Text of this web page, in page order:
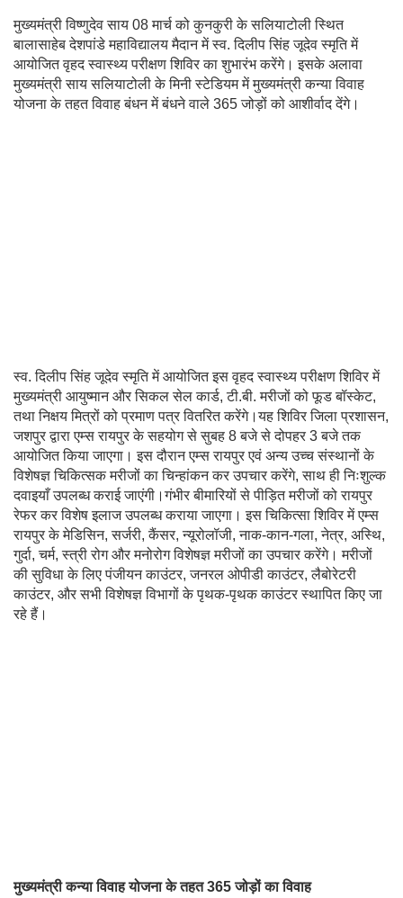
मुख्यमंत्री विष्णुदेव साय 08 मार्च को कुनकुरी के सलियाटोली स्थित
बालासाहेब देशपांडे महाविद्यालय मैदान में स्व. दिलीप सिंह जूदेव स्मृति में
आयोजित वृहद स्वास्थ्य परीक्षण शिविर का शुभारंभ करेंगे। इसके अलावा
मुख्यमंत्री साय सलियाटोली के मिनी स्टेडियम में मुख्यमंत्री कन्या विवाह
योजना के तहत विवाह बंधन में बंधने वाले 365 जोड़ों को आशीर्वाद देंगे।
स्व. दिलीप सिंह जूदेव स्मृति में आयोजित इस वृहद स्वास्थ्य परीक्षण शिविर में
मुख्यमंत्री आयुष्मान और सिकल सेल कार्ड, टी.बी. मरीजों को फूड बॉस्केट,
तथा निक्षय मित्रों को प्रमाण पत्र वितरित करेंगे।यह शिविर जिला प्रशासन,
जशपुर द्वारा एम्स रायपुर के सहयोग से सुबह 8 बजे से दोपहर 3 बजे तक
आयोजित किया जाएगा। इस दौरान एम्स रायपुर एवं अन्य उच्च संस्थानों के
विशेषज्ञ चिकित्सक मरीजों का चिन्हांकन कर उपचार करेंगे, साथ ही निःशुल्क
दवाइयाँ उपलब्ध कराई जाएंगी।गंभीर बीमारियों से पीड़ित मरीजों को रायपुर
रेफर कर विशेष इलाज उपलब्ध कराया जाएगा। इस चिकित्सा शिविर में एम्स
रायपुर के मेडिसिन, सर्जरी, कैंसर, न्यूरोलॉजी, नाक-कान-गला, नेत्र, अस्थि,
गुर्दा, चर्म, स्त्री रोग और मनोरोग विशेषज्ञ मरीजों का उपचार करेंगे। मरीजों
की सुविधा के लिए पंजीयन काउंटर, जनरल ओपीडी काउंटर, लैबोरेटरी
काउंटर, और सभी विशेषज्ञ विभागों के पृथक-पृथक काउंटर स्थापित किए जा
रहे हैं।
मुख्यमंत्री कन्या विवाह योजना के तहत 365 जोड़ों का विवाह